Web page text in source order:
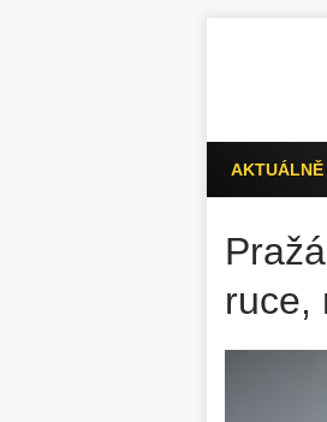
AKTUÁLNĚ
ruce,